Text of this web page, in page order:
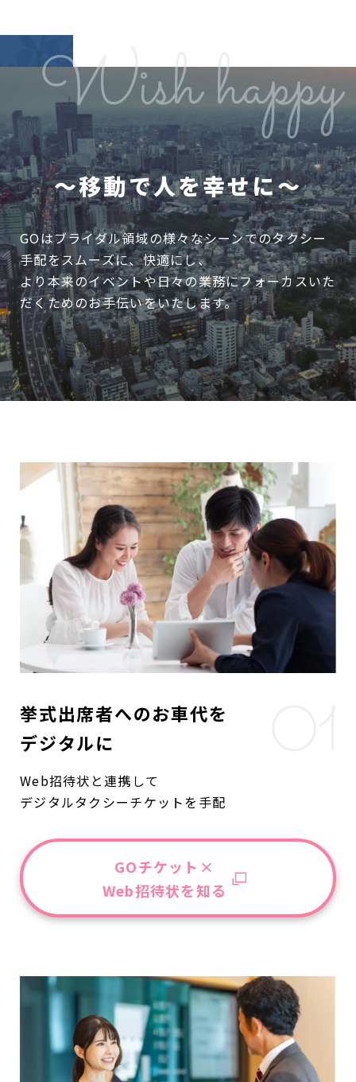
～移動で人を幸せに～
GOはブライダル領域の様々なシーンでのタクシー
手配をスムーズに、快適にし、
より本来のイベントや日々の業務にフォーカスいた
だくためのお手伝いをいたします。
挙式出席者へのお車代を
デジタルに
Web招待状と連携して
デジタルタクシーチケットを手配
GOチケット×